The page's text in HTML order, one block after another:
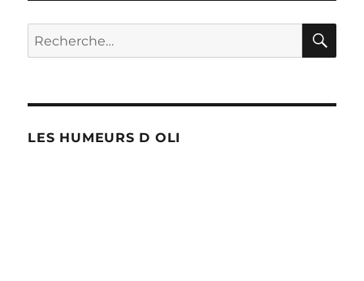
Recherche
pour :
LES HUMEURS D OLI